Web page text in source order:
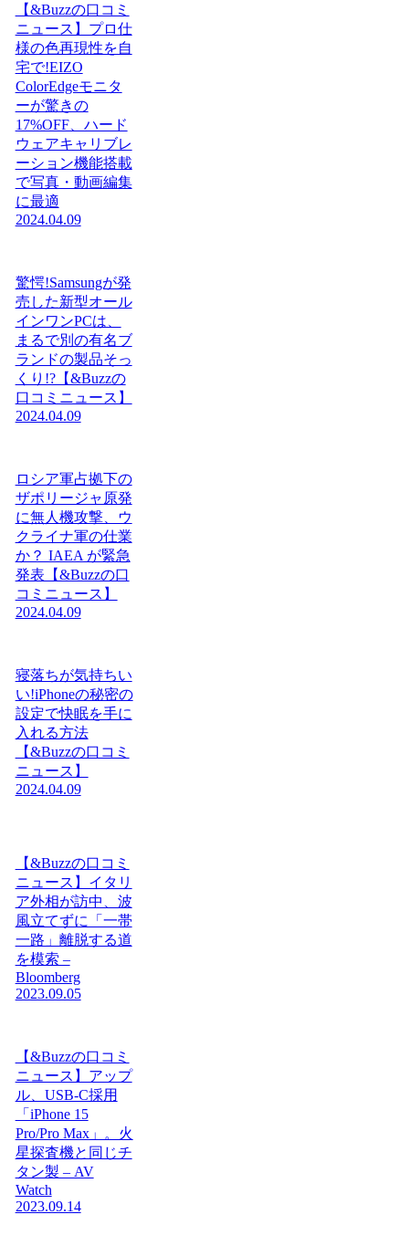
【&Buzzの口コミ
ニュース】プロ仕
様の色再現性を自
宅で!EIZO
ColorEdgeモニタ
ーが驚きの
17%OFF、ハード
ウェアキャリブレ
ーション機能搭載
で写真・動画編集
に最適
2024.04.09
驚愕!Samsungが発
売した新型オール
インワンPCは、
まるで別の有名ブ
ランドの製品そっ
くり!?【&Buzzの
口コミニュース】
2024.04.09
ロシア軍占拠下の
ザポリージャ原発
に無人機攻撃、ウ
クライナ軍の仕業
か？ IAEA が緊急
発表【&Buzzの口
コミニュース】
2024.04.09
寝落ちが気持ちい
い!iPhoneの秘密の
設定で快眠を手に
入れる方法
【&Buzzの口コミ
ニュース】
2024.04.09
【&Buzzの口コミ
ニュース】イタリ
ア外相が訪中、波
風立てずに「一帯
一路」離脱する道
を模索 –
Bloomberg
2023.09.05
【&Buzzの口コミ
ニュース】アップ
ル、USB-C採用
「iPhone 15
Pro/Pro Max」。火
星探査機と同じチ
タン製 – AV
Watch
2023.09.14